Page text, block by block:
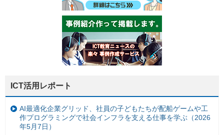
ICT活用レポート
AI最適化企業グリッド、社員の子どもたちが配船ゲームや工
作プログラミングで社会インフラを支える仕事を学ぶ（2026
年5月7日）